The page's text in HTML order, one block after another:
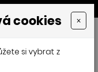
XXL
cookies ×
si vybrat z